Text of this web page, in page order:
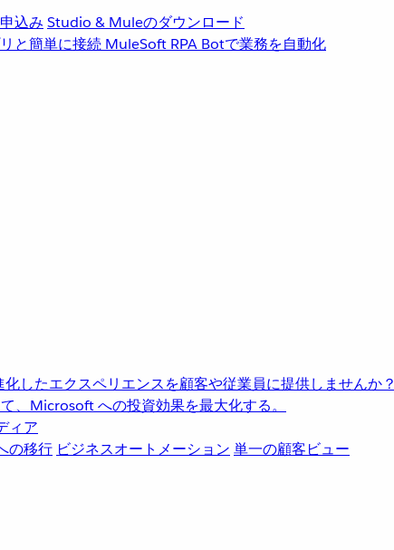
込み Studio & Muleのダウンロード
と簡単に接続 MuleSoft RPA Botで業務を自動化
したエクスペリエンスを顧客や従業員に提供しませんか？
、Microsoft への投資効果を最大化する。
ィア
の移行 ビジネスオートメーション 単一の顧客ビュー